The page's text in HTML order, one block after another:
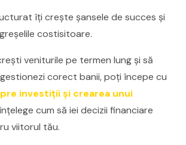
îți crește șansele de succes și
costisitoare.
veniturile pe termen lung și să
corect banii, poți începe cu
investiții și crearea unui
cum să iei decizii financiare
viitorul tău.